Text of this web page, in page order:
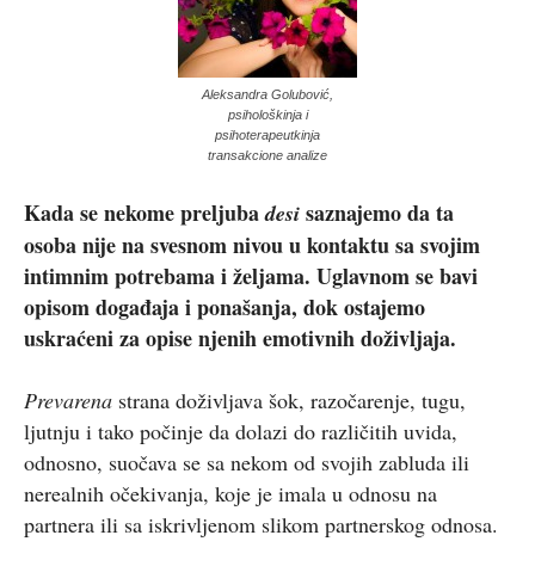
Aleksandra Golubović,
psihološkinja i
psihoterapeutkinja
transakcione analize
Kada se nekome preljubadesi saznajemo da ta
osoba nije na svesnom nivou u kontaktu sa svojim
intimnim potrebama i željama. Uglavnom se bavi
opisom događaja i ponašanja, dok ostajemo
uskraćeni za opise njenih emotivnih doživljaja.
Prevarena strana doživljava šok, razočarenje, tugu,
ljutnju i tako počinje da dolazi do različitih uvida,
odnosno, suočava se sa nekom od svojih zabluda ili
nerealnih očekivanja, koje je imala u odnosu na
partnera ili sa iskrivljenom slikom partnerskog odnosa.